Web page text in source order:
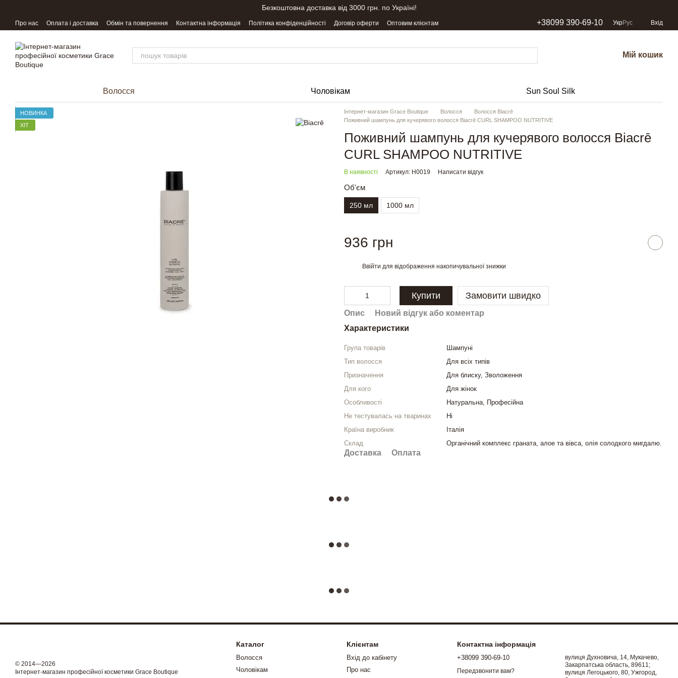
Безкоштовна доставка від 3000 грн. по Україні!
Про нас Оплата і доставка Обмін та повернення Контактна інформація Політика конфіденційності Договір оферти Оптовим клієнтам +38099 390-69-10 УкрРус Вхід
Мій кошик
Волосся Чоловікам Sun Soul Silk
НОВИНКА
ХІТ
Інтернет-магазин Grace Boutique Волосся
Волосся Biacrē
Поживний шампунь для кучерявого волосся Biacrē CURL SHAMPOO NUTRITIVE
Поживний шампунь для кучерявого волосся Biacrē
CURL SHAMPOO NUTRITIVE
В наявності Артикул: H0019 Написати відгук
Об'єм
250 мл 1000 мл
936 грн
Ввійти для відображення накопичувальної знижки
Купити Замовити швидко
Опис
Новий відгук або коментар
Характеристики
Група товарів
Шампуні
Тип волосся
Для всіх типів
Призначення
Для блиску, Зволоження
Для кого
Для жінок
Особливості
Натуральна, Професійна
Не тестувалась на тваринах
Ні
Країна виробник
Італія
Склад
Органічний комплекс граната, алое та вівса, олія солодкого мигдалю.
Доставка Оплата
© 2014—2026
Інтернет-магазин професійної косметики Grace Boutique
Каталог
Волосся
Чоловікам
Клієнтам
Вхід до кабінету
Про нас
Контактна інформація
+38099 390-69-10
Передзвонити вам?
вулиця Духновича, 14, Мукачево,
Закарпатська область, 89611;
вулиця Легоцького, 80, Ужгород,